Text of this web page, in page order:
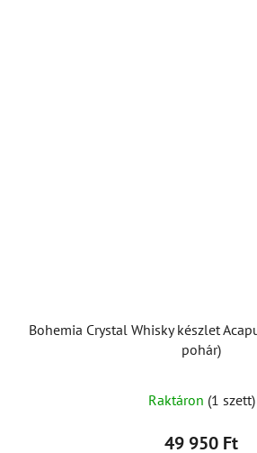
Bohemia Crystal Whisky készlet
pohár)
Raktáron (1 szett)
49 950 Ft